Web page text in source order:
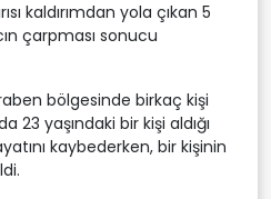
kaldırımdan yola çıkan 5
çarpması sonucu
bölgesinde birkaç kişi
23 yaşındaki bir kişi aldığı
kaybederken, bir kişinin